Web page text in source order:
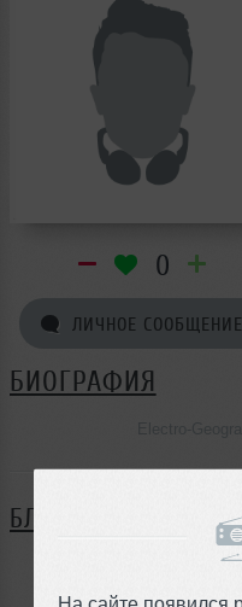
На сайте появился
0
ЛИЧНОЕ СООБЩЕНИЕ
БИОГРАФИЯ
БЛОГ